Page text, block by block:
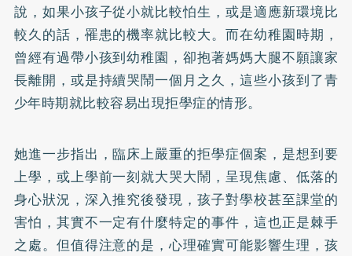
說，如果小孩子從小就比較怕生，或是適應新環境比
較久的話，罹患的機率就比較大。而在幼稚園時期，
曾經有過帶小孩到幼稚園，卻抱著媽媽大腿不願讓家
長離開，或是持續哭鬧一個月之久，這些小孩到了青
少年時期就比較容易出現拒學症的情形。
她進一步指出，臨床上嚴重的拒學症個案，是想到要
上學，或上學前一刻就大哭大鬧，呈現焦慮、低落的
身心狀況，深入推究後發現，孩子對學校甚至課堂的
害怕，其實不一定有什麼特定的事件，這也正是棘手
之處。但值得注意的是，心理確實可能影響生理，孩